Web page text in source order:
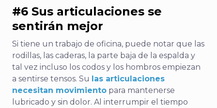
#6 Sus articulaciones se
sentirán mejor
Si tiene un trabajo de oficina, puede notar que las
rodillas, las caderas, la parte baja de la espalda y
tal vez incluso los codos y los hombros empiezan
a sentirse tensos. Su las articulaciones
necesitan movimiento para mantenerse
lubricado y sin dolor. Al interrumpir el tiempo